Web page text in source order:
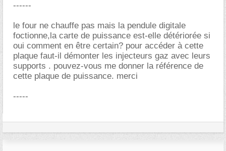
------
le four ne chauffe pas mais la pendule digitale
foctionne,la carte de puissance est-elle détériorée si
oui comment en être certain? pour accéder à cette
plaque faut-il démonter les injecteurs gaz avec leurs
supports . pouvez-vous me donner la référence de
cette plaque de puissance. merci
-----